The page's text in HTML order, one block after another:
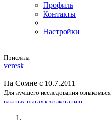
Профиль
Контакты
Настройки
Прислала
veresk
На Сомне с 10.7.2011
Для лучшего исследования ознакомься
важных шагах к толкованию .